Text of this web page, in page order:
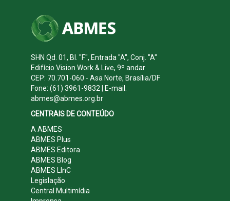
SHN Qd. 01, Bl. "F", Entrada "A", Conj. "A"
Edifício Vision Work & Live, 9º andar
CEP: 70.701-060 - Asa Norte, Brasília/DF
Fone: (61) 3961-9832 | E-mail:
abmes@abmes.org.br
CENTRAIS DE CONTEÚDO
A ABMES
ABMES Plus
ABMES Editora
ABMES Blog
ABMES LInC
Legislação
Central Multimídia